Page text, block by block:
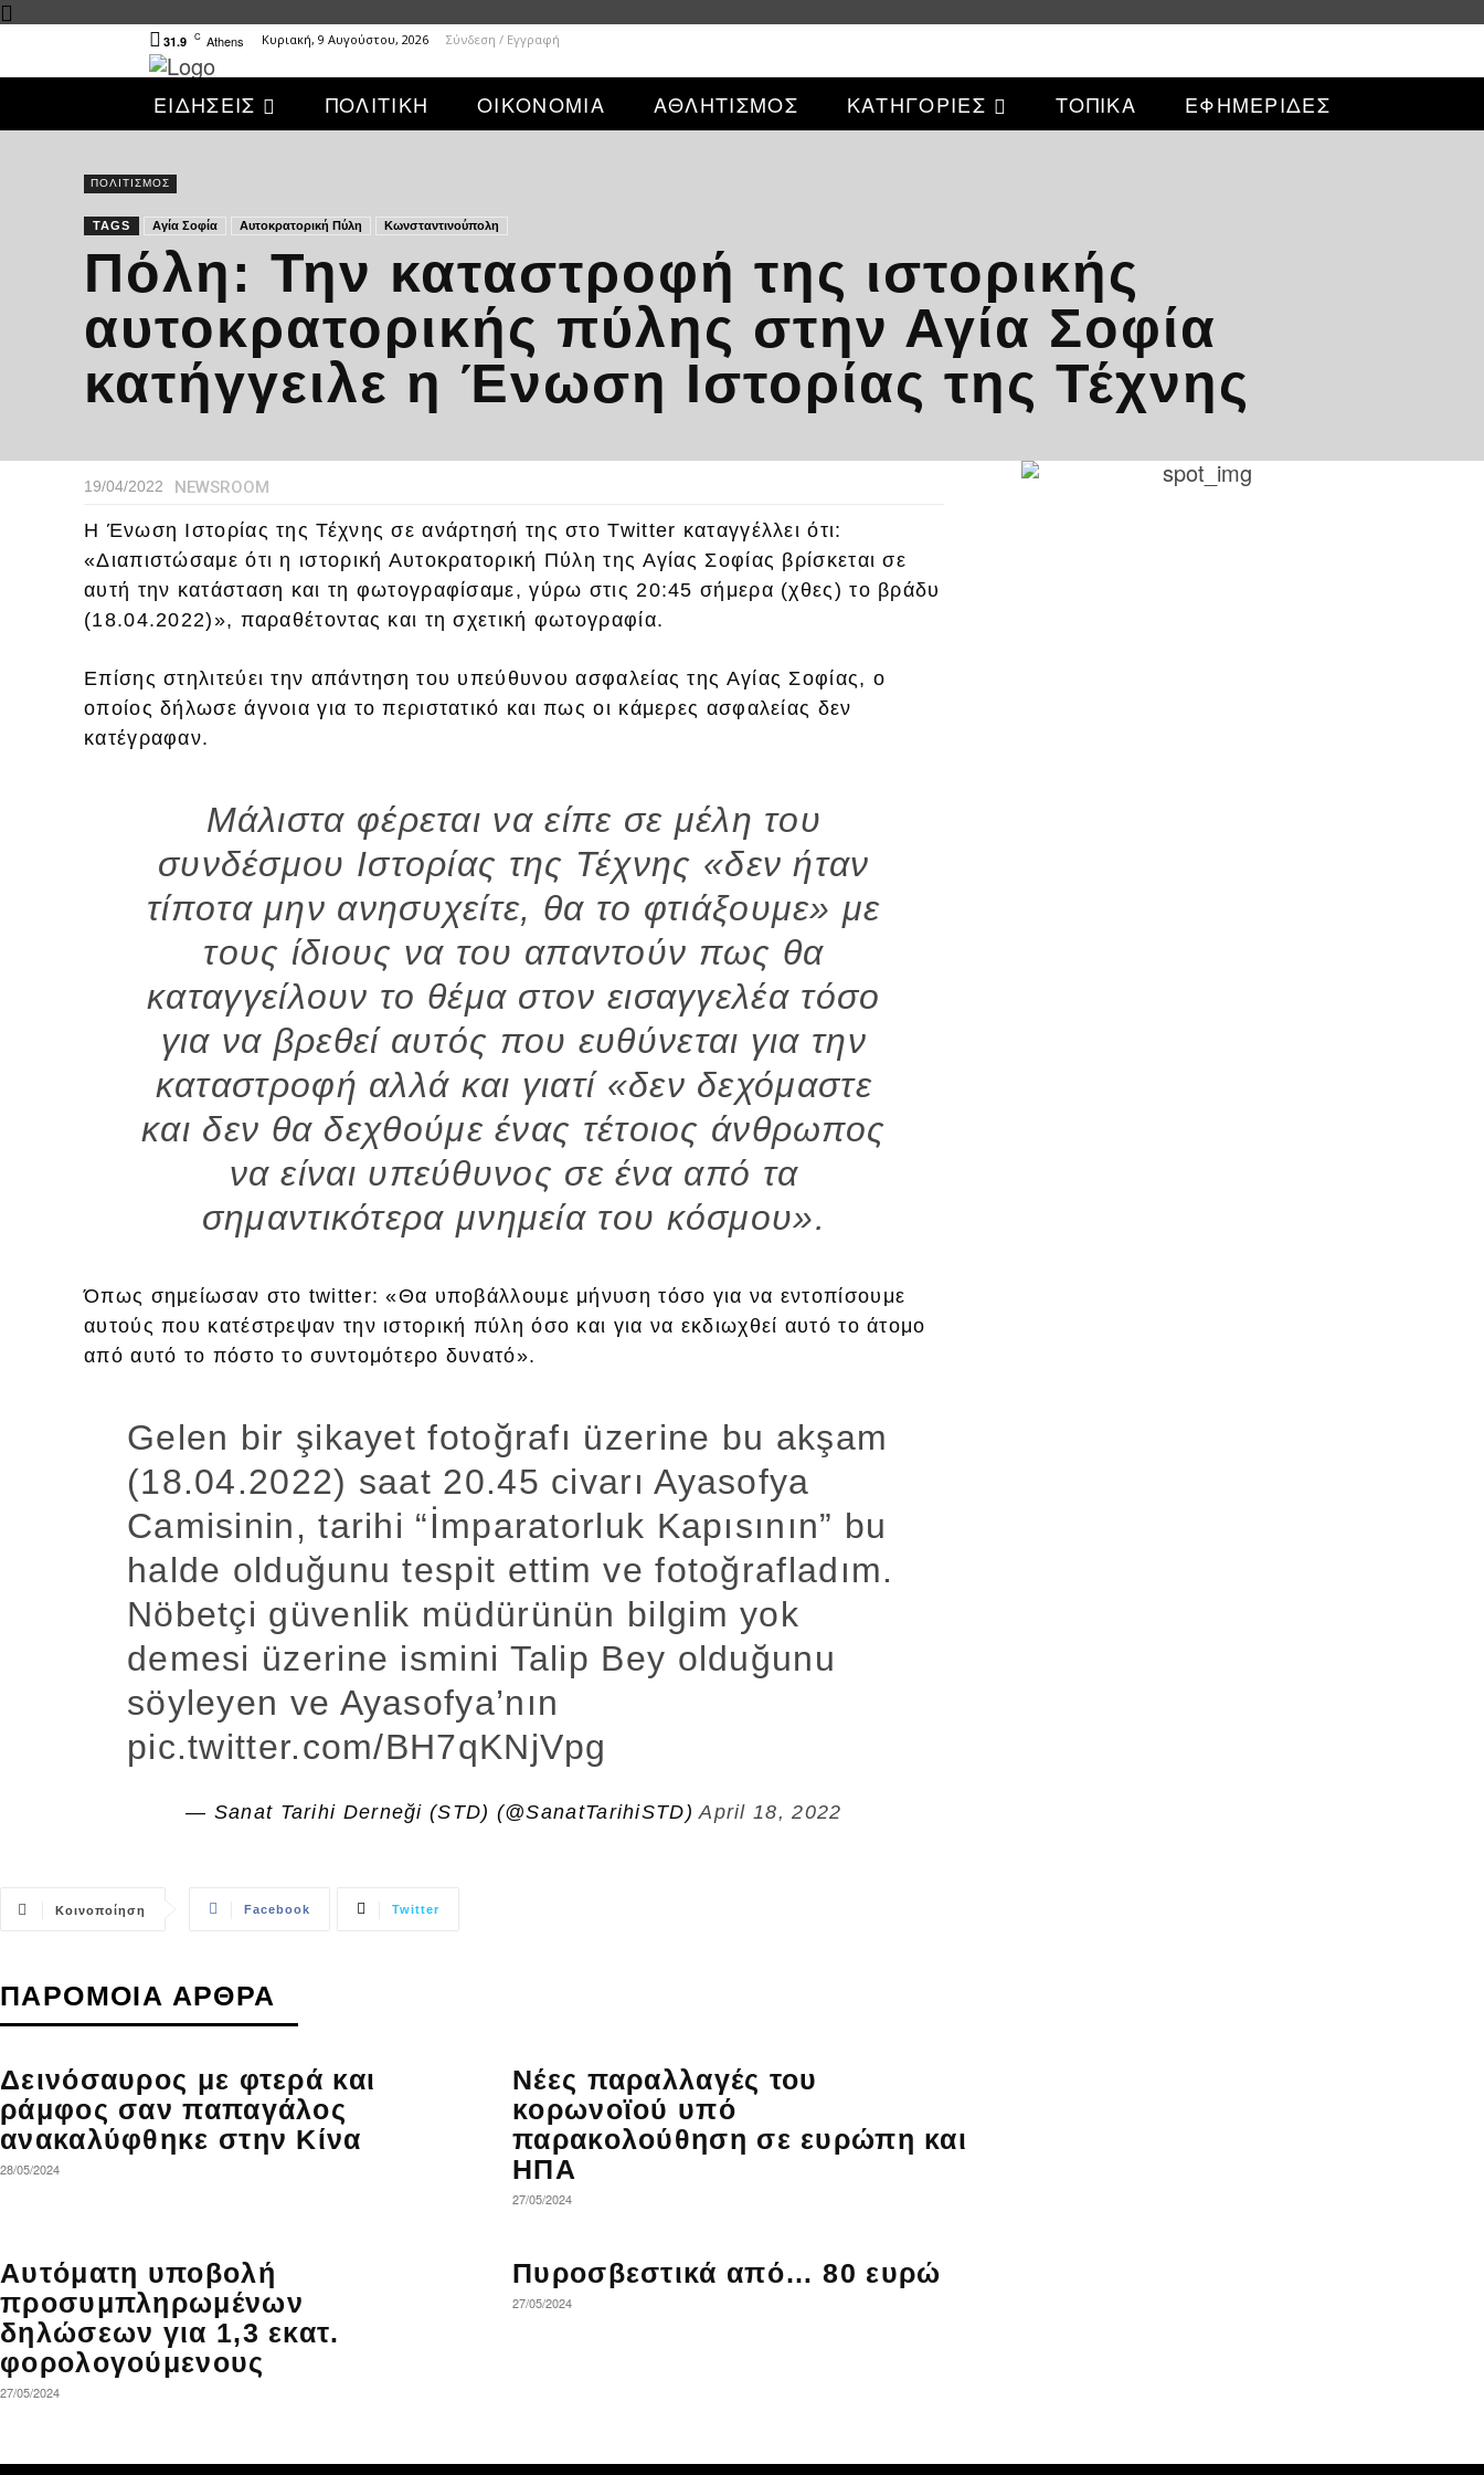
31.9 C Athens Κυριακή, 9 Αυγούστου, 2026 Σύνδεση / Εγγραφή
ΕΙΔΗΣΕΙΣ ΠΟΛΙΤΙΚΗ ΟΙΚΟΝΟΜΙΑ ΑΘΛΗΤΙΣΜΟΣ ΚΑΤΗΓΟΡΙΕΣ ΤΟΠΙΚΑ ΕΦΗΜΕΡΙΔΕΣ
ΠΟΛΙΤΙΣΜΟΣ
TAGS Αγία Σοφία Αυτοκρατορική Πύλη Κωνσταντινούπολη
Πόλη: Την καταστροφή της ιστορικής
αυτοκρατορικής πύλης στην Αγία Σοφία
κατήγγειλε η Ένωση Ιστορίας της Τέχνης
19/04/2022 NEWSROOM
Η Ένωση Ιστορίας της Τέχνης σε ανάρτησή της στο Twitter καταγγέλλει ότι:
«Διαπιστώσαμε ότι η ιστορική Αυτοκρατορική Πύλη της Αγίας Σοφίας βρίσκεται σε
αυτή την κατάσταση και τη φωτογραφίσαμε, γύρω στις 20:45 σήμερα (χθες) το βράδυ
(18.04.2022)», παραθέτοντας και τη σχετική φωτογραφία.
Επίσης στηλιτεύει την απάντηση του υπεύθυνου ασφαλείας της Αγίας Σοφίας, ο
οποίος δήλωσε άγνοια για το περιστατικό και πως οι κάμερες ασφαλείας δεν
κατέγραφαν.
Μάλιστα φέρεται να είπε σε μέλη του
συνδέσμου Ιστορίας της Τέχνης «δεν ήταν
τίποτα μην ανησυχείτε, θα το φτιάξουμε» με
τους ίδιους να του απαντούν πως θα
καταγγείλουν το θέμα στον εισαγγελέα τόσο
για να βρεθεί αυτός που ευθύνεται για την
καταστροφή αλλά και γιατί «δεν δεχόμαστε
και δεν θα δεχθούμε ένας τέτοιος άνθρωπος
να είναι υπεύθυνος σε ένα από τα
σημαντικότερα μνημεία του κόσμου».
Όπως σημείωσαν στο twitter: «Θα υποβάλλουμε μήνυση τόσο για να εντοπίσουμε
αυτούς που κατέστρεψαν την ιστορική πύλη όσο και για να εκδιωχθεί αυτό το άτομο
από αυτό το πόστο το συντομότερο δυνατό».
Gelen bir şikayet fotoğrafı üzerine bu akşam
(18.04.2022) saat 20.45 civarı Ayasofya
Camisinin, tarihi “İmparatorluk Kapısının” bu
halde olduğunu tespit ettim ve fotoğrafladım.
Nöbetçi güvenlik müdürünün bilgim yok
demesi üzerine ismini Talip Bey olduğunu
söyleyen ve Ayasofya’nın
pic.twitter.com/BH7qKNjVpg
— Sanat Tarihi Derneği (STD) (@SanatTarihiSTD)April 18, 2022
Κοινοποίηση Facebook Twitter
ΠΑΡΟΜΟΙΑ ΑΡΘΡΑ
Δεινόσαυρος με φτερά και
ράμφος σαν παπαγάλος
ανακαλύφθηκε στην Κίνα
28/05/2024
Νέες παραλλαγές του
κορωνοϊού υπό
παρακολούθηση σε ευρώπη και
ΗΠΑ
27/05/2024
Αυτόματη υποβολή
προσυμπληρωμένων
δηλώσεων για 1,3 εκατ.
φορολογούμενους
27/05/2024
Πυροσβεστικά από… 80 ευρώ
27/05/2024